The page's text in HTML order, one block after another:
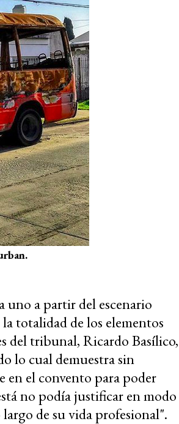
uno a partir del escenario
totalidad de los elementos
del tribunal, Ricardo Basílico,
lo cual demuestra sin
en el convento para poder
no podía justificar en modo
de su vida profesional".